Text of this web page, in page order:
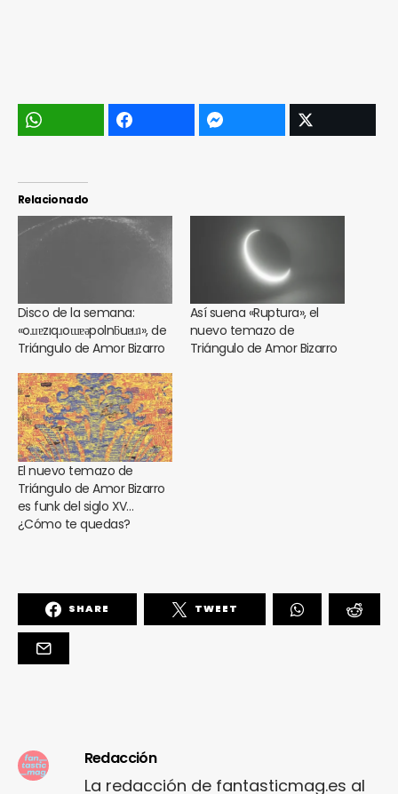
Relacionado
Disco de la semana:
«oɹɹɐzıqɹoɯɐǝpolnƃuɐıɹʇ», de
Triángulo de Amor Bizarro
Así suena «Ruptura», el
nuevo temazo de
Triángulo de Amor Bizarro
El nuevo temazo de
Triángulo de Amor Bizarro
es funk del siglo XV…
¿Cómo te quedas?
SHARE TWEET
Redacción
La redacción de fantasticmag.es al